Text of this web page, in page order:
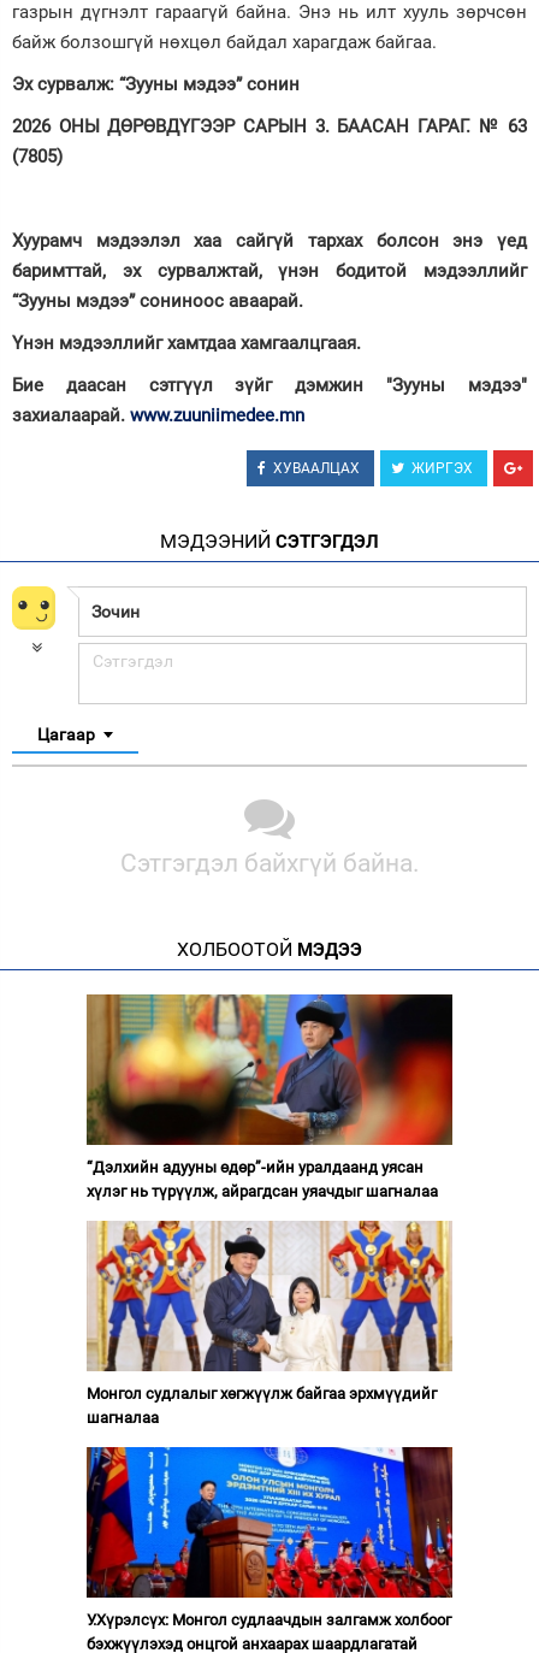
газрын дүгнэлт гараагүй байна. Энэ нь илт хууль зөрчсөн
байж болзошгүй нөхцөл байдал харагдаж байгаа.
Эх сурвалж: “Зууны мэдээ” сонин
2026 ОНЫ ДӨРӨВДҮГЭЭР САРЫН 3. БААСАН ГАРАГ. № 63
(7805)
Хуурамч мэдээлэл хаа сайгүй тархах болсон энэ үед
баримттай, эх сурвалжтай, үнэн бодитой мэдээллийг
“Зууны мэдээ” сониноос аваарай.
Үнэн мэдээллийг хамтдаа хамгаалцгаая.
Бие даасан сэтгүүл зүйг дэмжин "Зууны мэдээ"
захиалаарай. www.zuuniimedee.mn
ХУВААЛЦАХ ЖИРГЭХ
МЭДЭЭНИЙ СЭТГЭГДЭЛ
Цагаар
Сэтгэгдэл байхгүй байна.
ХОЛБООТОЙ МЭДЭЭ
“Дэлхийн адууны өдөр”-ийн уралдаанд уясан
хүлэг нь түрүүлж, айрагдсан уяачдыг шагналаа
Монгол судлалыг хөгжүүлж байгаа эрхмүүдийг
шагналаа
У.Хүрэлсүх: Монгол судлаачдын залгамж холбоог
бэхжүүлэхэд онцгой анхаарах шаардлагатай